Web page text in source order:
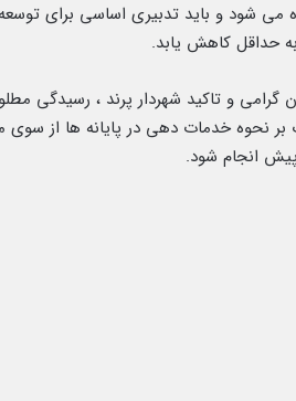
می شود و باید تدبیری اساسی برای
حداقل کاهش یابد.
و تاکید شهردار پرند ، رسیدگی
نحوه خدمات دهی در پایانه ها از سوی
انجام شود.